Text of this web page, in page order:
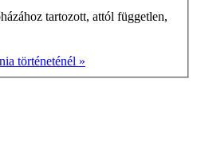
tartozott, attól független,
történeténél »